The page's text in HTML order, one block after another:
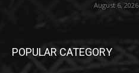
August 6, 2026
POPULAR CATEGORY